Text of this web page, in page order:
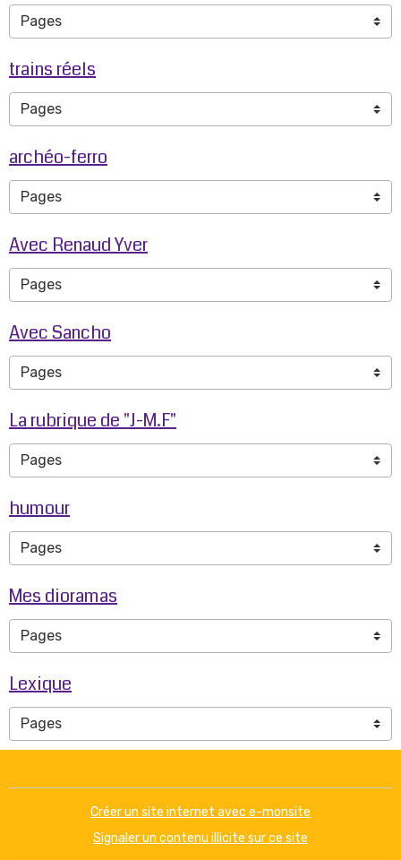
trains réels
archéo-ferro
Avec Renaud Yver
Avec Sancho
La rubrique de "J-M.F"
humour
Mes dioramas
Lexique
Créer un site internet avec e-monsite
Signaler un contenu illicite sur ce site